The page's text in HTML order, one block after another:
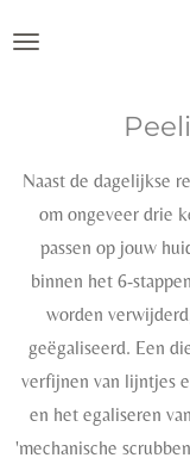
Naast de dagelijkse
om ongeveer drie
passen op jouw
binnen het 6-
worden
geëgaliseerd. Een
verfijnen van lijntjes
en het egaliseren
'mechanische